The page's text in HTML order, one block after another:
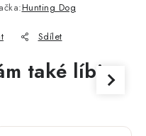
Hunting Dog
Sdílet
také líbit